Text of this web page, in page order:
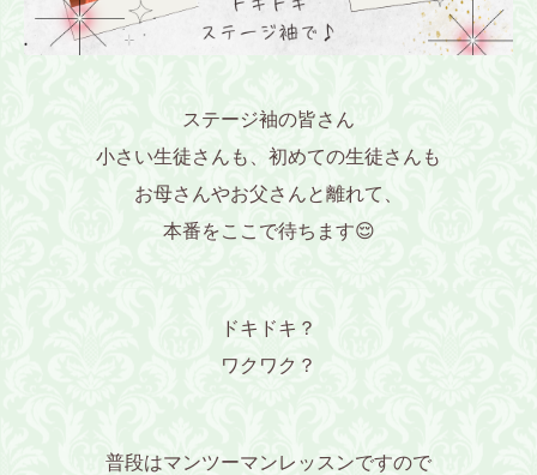
ステージ袖の皆さん
小さい生徒さんも、初めての生徒さんも
お母さんやお父さんと離れて、
本番をここで待ちます😌
ドキドキ？
ワクワク？
普段はマンツーマンレッスンですので